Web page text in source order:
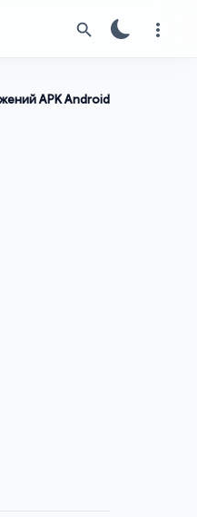
APK Android